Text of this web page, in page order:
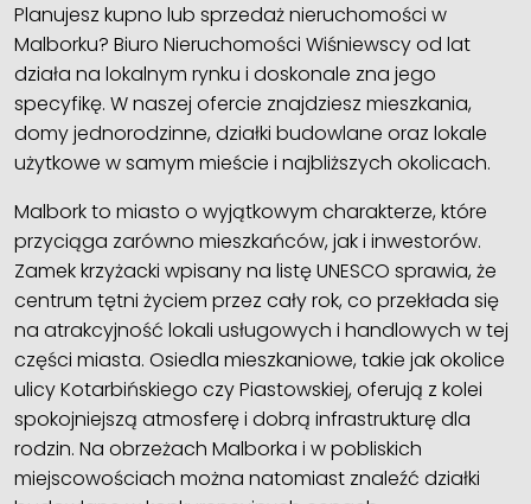
Planujesz kupno lub sprzedaż nieruchomości w
Malborku? Biuro Nieruchomości Wiśniewscy od lat
działa na lokalnym rynku i doskonale zna jego
specyfikę. W naszej ofercie znajdziesz mieszkania,
domy jednorodzinne, działki budowlane oraz lokale
użytkowe w samym mieście i najbliższych okolicach.
Malbork to miasto o wyjątkowym charakterze, które
przyciąga zarówno mieszkańców, jak i inwestorów.
Zamek krzyżacki wpisany na listę UNESCO sprawia, że
centrum tętni życiem przez cały rok, co przekłada się
na atrakcyjność lokali usługowych i handlowych w tej
części miasta. Osiedla mieszkaniowe, takie jak okolice
ulicy Kotarbińskiego czy Piastowskiej, oferują z kolei
spokojniejszą atmosferę i dobrą infrastrukturę dla
rodzin. Na obrzeżach Malborka i w pobliskich
miejscowościach można natomiast znaleźć działki